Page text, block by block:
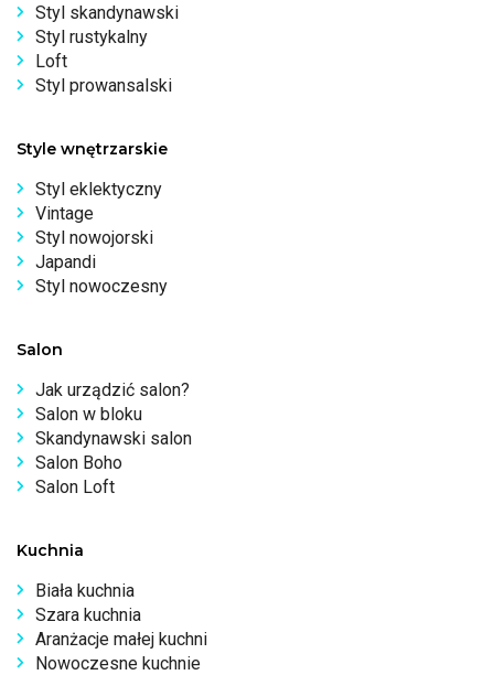
Styl skandynawski
Styl rustykalny
Loft
Styl prowansalski
Style wnętrzarskie
Styl eklektyczny
Vintage
Styl nowojorski
Japandi
Styl nowoczesny
Salon
Jak urządzić salon?
Salon w bloku
Skandynawski salon
Salon Boho
Salon Loft
Kuchnia
Biała kuchnia
Szara kuchnia
Aranżacje małej kuchni
Nowoczesne kuchnie